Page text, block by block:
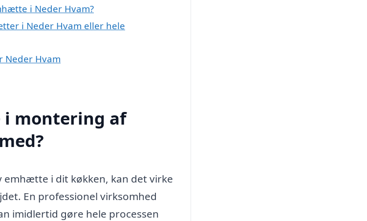
i Neder Hvam?
i Neder Hvam eller hele
Hvam
i montering af
emhætte i dit køkken, kan det virke
En professionel virksomhed
imidlertid gøre hele processen